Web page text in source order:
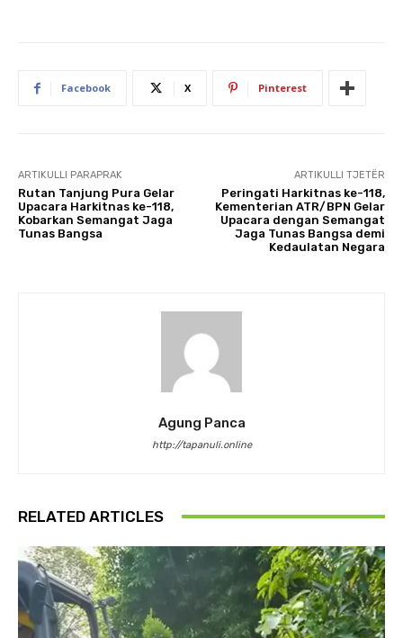
Facebook X Pinterest
ARTIKULLI PARAPRAK
Rutan Tanjung Pura Gelar
Upacara Harkitnas ke-118,
Kobarkan Semangat Jaga
Tunas Bangsa
ARTIKULLI TJETËR
Peringati Harkitnas ke-118,
Kementerian ATR/BPN Gelar
Upacara dengan Semangat
Jaga Tunas Bangsa demi
Kedaulatan Negara
Agung Panca
http://tapanuli.online
RELATED ARTICLES